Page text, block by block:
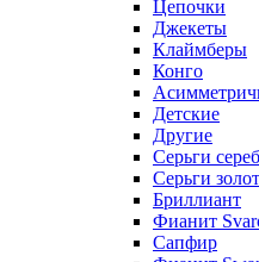
Цепочки
Джекеты
Клаймберы
Конго
Детские
Другие
Серьги
Серьги
Бриллиант
Фианит
Сапфир